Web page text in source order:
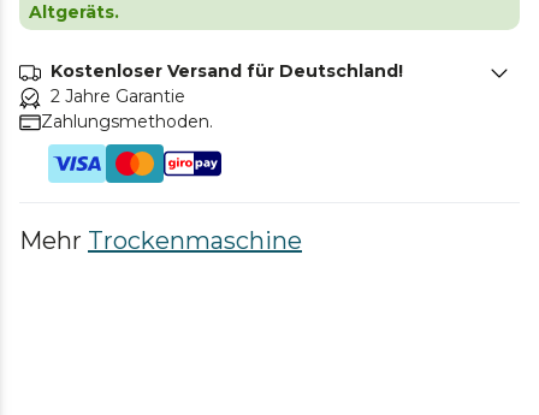
Altgeräts.
Kostenloser Versand für Deutschland!
2 Jahre Garantie
Zahlungsmethoden.
Mehr Trockenmaschine